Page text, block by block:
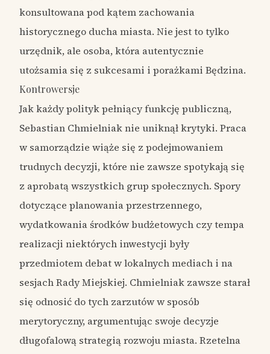
konsultowana pod kątem zachowania
historycznego ducha miasta. Nie jest to tylko
urzędnik, ale osoba, która autentycznie
utożsamia się z sukcesami i porażkami Będzina.
Kontrowersje
Jak każdy polityk pełniący funkcję publiczną,
Sebastian Chmielniak nie uniknął krytyki. Praca
w samorządzie wiąże się z podejmowaniem
trudnych decyzji, które nie zawsze spotykają się
z aprobatą wszystkich grup społecznych. Spory
dotyczące planowania przestrzennego,
wydatkowania środków budżetowych czy tempa
realizacji niektórych inwestycji były
przedmiotem debat w lokalnych mediach i na
sesjach Rady Miejskiej. Chmielniak zawsze starał
się odnosić do tych zarzutów w sposób
merytoryczny, argumentując swoje decyzje
długofalową strategią rozwoju miasta. Rzetelna